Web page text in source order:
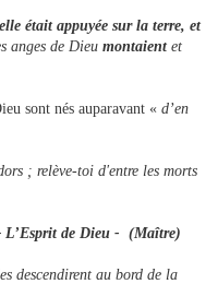
était appuyée sur la terre, et
anges de Dieu montaientet
sont nés auparavant « d’en
; relève-toi d'entre les morts
L’Esprit de Dieu - (Maître)
descendirent au bord de la